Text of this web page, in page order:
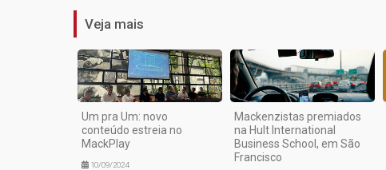
Veja mais
Um pra Um: novo
conteúdo estreia no
MackPlay
10/09/2024
Mackenzistas premiados
na Hult International
Business School, em São
Francisco